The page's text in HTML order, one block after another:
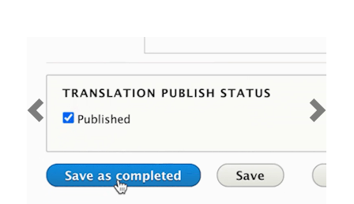
Previous Next